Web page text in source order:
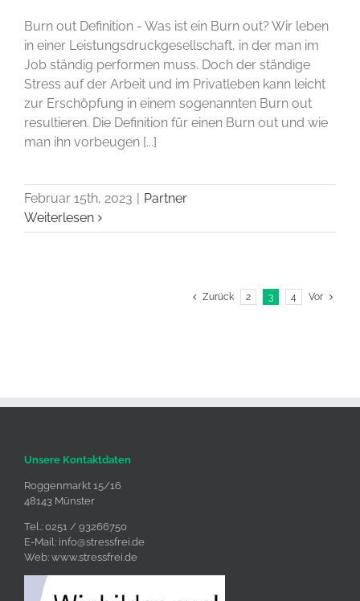
Burn out Definition - Was ist ein Burn out? Wir leben
in einer Leistungsdruckgesellschaft, in der man im
Job ständig performen muss. Doch der ständige
Stress auf der Arbeit und im Privatleben kann leicht
zur Erschöpfung in einem sogenannten Burn out
resultieren. Die Definition für einen Burn out und wie
man ihn vorbeugen [...]
Februar 15th, 2023
Partner
Weiterlesen
Zurück 2 3 4 Vor
Unsere Kontaktdaten
Roggenmarkt 15/16
48143 Münster
Tel.: 0251 / 93266750
E-Mail: info@stressfrei.de
Web: www.stressfrei.de